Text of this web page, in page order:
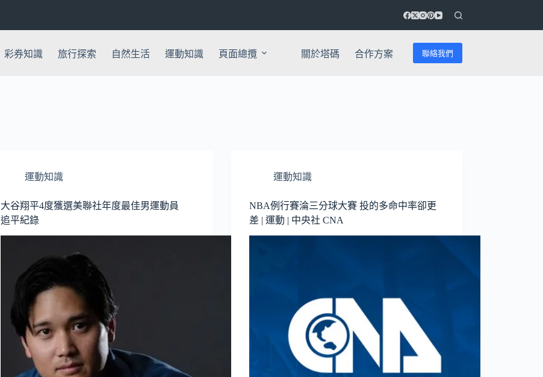
彩券知識 旅行探索 自然生活 運動知識 頁面總攬 關於塔碼 合作方案 聯絡我們
運動知識
大谷翔平4度獲選美聯社年度最佳男運動員
追平紀錄
運動知識
NBA例行賽淪三分球大賽 投的多命中率卻更
差 | 運動 | 中央社 CNA